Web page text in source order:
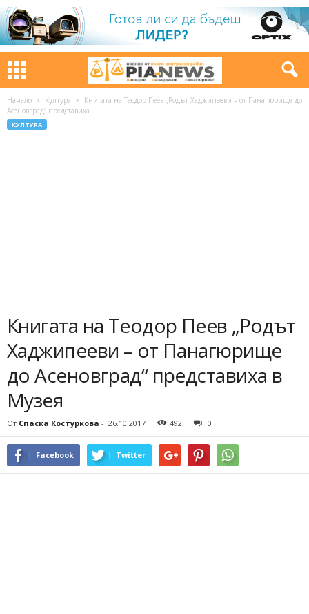
Начало Култура
Книгата на Теодор Пеев „Родът Хаджипееви – от Панагюрище до
Асеновград“ представиха...
КУЛТУРА
Книгата на Теодор Пеев „Родът
Хаджипееви – от Панагюрище
до Асеновград“ представиха в
Музея
От Спаска Костуркова - 26.10.2017 492 0
Facebook Twitter